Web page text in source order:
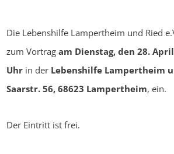
Die Lebenshilfe Lampertheim und Ried
zum Vortrag am Dienstag, den 28.
Uhr in der Lebenshilfe Lampertheim
Saarstr. 56, 68623 Lampertheim, ein.
Der Eintritt ist frei.